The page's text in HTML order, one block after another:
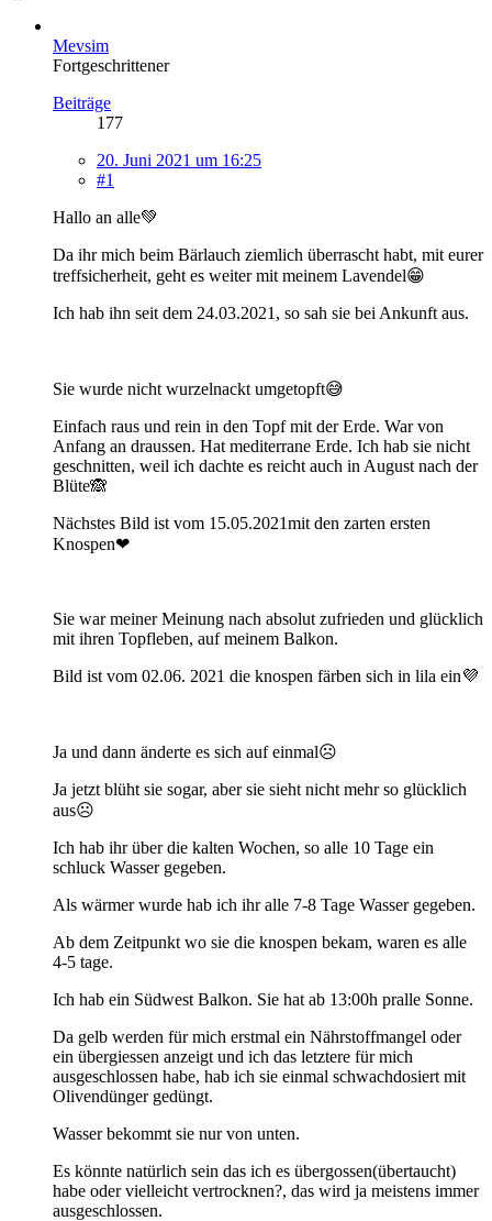
Mevsim
Fortgeschrittener
Beiträge
177
20. Juni 2021 um 16:25
#1
Hallo an alle💚
Da ihr mich beim Bärlauch ziemlich überrascht habt, mit eurer
treffsicherheit, geht es weiter mit meinem Lavendel😁
Ich hab ihn seit dem 24.03.2021, so sah sie bei Ankunft aus.
Sie wurde nicht wurzelnackt umgetopft😅
Einfach raus und rein in den Topf mit der Erde. War von
Anfang an draussen. Hat mediterrane Erde. Ich hab sie nicht
geschnitten, weil ich dachte es reicht auch in August nach der
Blüte🙈
Nächstes Bild ist vom 15.05.2021mit den zarten ersten
Knospen❤
Sie war meiner Meinung nach absolut zufrieden und glücklich
mit ihren Topfleben, auf meinem Balkon.
Bild ist vom 02.06. 2021 die knospen färben sich in lila ein💜
Ja und dann änderte es sich auf einmal☹
Ja jetzt blüht sie sogar, aber sie sieht nicht mehr so glücklich
aus☹
Ich hab ihr über die kalten Wochen, so alle 10 Tage ein
schluck Wasser gegeben.
Als wärmer wurde hab ich ihr alle 7-8 Tage Wasser gegeben.
Ab dem Zeitpunkt wo sie die knospen bekam, waren es alle
4-5 tage.
Ich hab ein Südwest Balkon. Sie hat ab 13:00h pralle Sonne.
Da gelb werden für mich erstmal ein Nährstoffmangel oder
ein übergiessen anzeigt und ich das letztere für mich
ausgeschlossen habe, hab ich sie einmal schwachdosiert mit
Olivendünger gedüngt.
Wasser bekommt sie nur von unten.
Es könnte natürlich sein das ich es übergossen(übertaucht)
habe oder vielleicht vertrocknen?, das wird ja meistens immer
ausgeschlossen.